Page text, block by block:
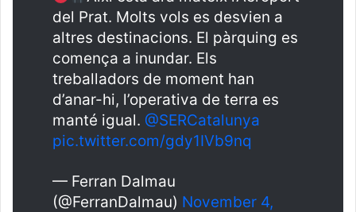
del Prat. Molts vols es desvien a
altres destinacions. El pàrquing es
comença a inundar. Els
treballadors de moment han
d’anar-hi, l’operativa de terra es
manté igual. @SERCatalunya
pic.twitter.com/gdy1IVb9nq
— Ferran Dalmau
(@FerranDalmau) November 4,